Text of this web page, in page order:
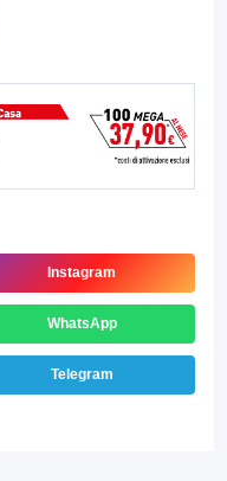
Instagram
WhatsApp
Telegram